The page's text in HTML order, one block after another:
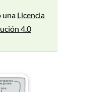
una Licencia
4.0